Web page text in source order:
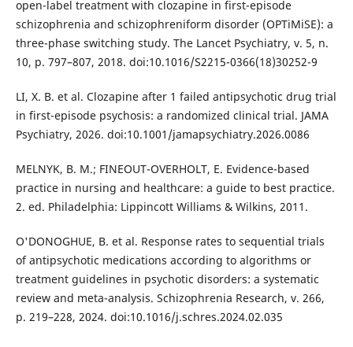
open-label treatment with clozapine in first-episode
schizophrenia and schizophreniform disorder (OPTiMiSE): a
three-phase switching study. The Lancet Psychiatry, v. 5, n.
10, p. 797–807, 2018. doi:10.1016/S2215-0366(18)30252-9
LI, X. B. et al. Clozapine after 1 failed antipsychotic drug trial
in first-episode psychosis: a randomized clinical trial. JAMA
Psychiatry, 2026. doi:10.1001/jamapsychiatry.2026.0086
MELNYK, B. M.; FINEOUT-OVERHOLT, E. Evidence-based
practice in nursing and healthcare: a guide to best practice.
2. ed. Philadelphia: Lippincott Williams & Wilkins, 2011.
O'DONOGHUE, B. et al. Response rates to sequential trials
of antipsychotic medications according to algorithms or
treatment guidelines in psychotic disorders: a systematic
review and meta-analysis. Schizophrenia Research, v. 266,
p. 219–228, 2024. doi:10.1016/j.schres.2024.02.035